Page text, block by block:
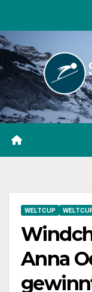
springen
WELTCUP
Anna